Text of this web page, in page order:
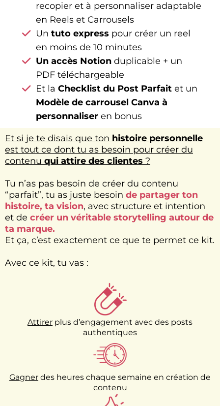
recopier et à personnaliser adaptable
en Reels et Carrousels
Un tuto express pour créer un reel
en moins de 10 minutes
Un accès Notion duplicable + un
PDF téléchargeable
Et la Checklist du Post Parfait et un
Modèle de carrousel Canva à
personnaliser en bonus
Et si je te disais que ton histoire personnelle
est tout ce dont tu as besoin pour créer du
contenu qui attire des clientes ?
Tu n’as pas besoin de créer du contenu
“parfait”, tu as juste besoin de partager ton
histoire, ta vision, avec structure et intention
et de créer un véritable storytelling autour de
ta marque.
Et ça, c’est exactement ce que te permet ce kit.
Avec ce kit, tu vas :
Attirer plus d’engagement avec des posts
authentiques
Gagner des heures chaque semaine en création de
contenu